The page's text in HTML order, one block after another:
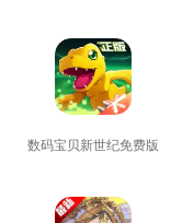
数码宝贝新世纪免费版